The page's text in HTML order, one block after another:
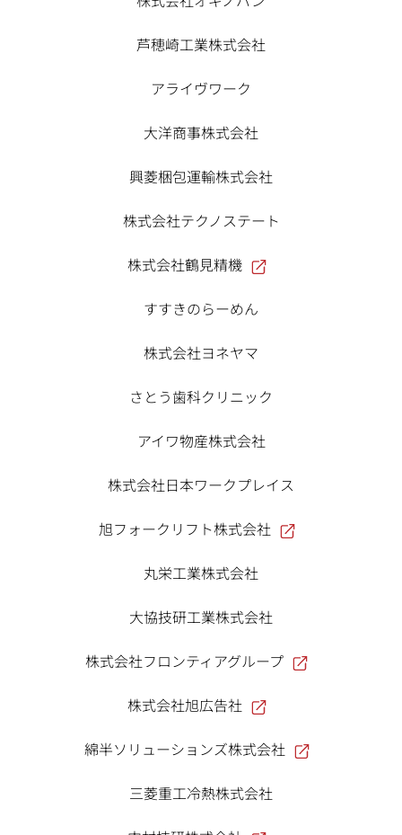
芦穂崎工業株式会社
アライヴワーク
大洋商事株式会社
興菱梱包運輸株式会社
株式会社テクノステート
株式会社鶴見精機
すすきのらーめん
株式会社ヨネヤマ
さとう歯科クリニック
アイワ物産株式会社
株式会社日本ワークプレイス
旭フォークリフト株式会社
丸栄工業株式会社
大協技研工業株式会社
株式会社フロンティアグループ
株式会社旭広告社
綿半ソリューションズ株式会社
三菱重工冷熱株式会社